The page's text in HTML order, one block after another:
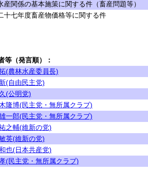
産関係の基本施策に関する件（畜産問題等）
十七年度畜産物価格等に関する件
等（発言順）：
(農林水産委員長)
(自由民主党)
(公明党)
隆博(民主党・無所属クラブ)
一郎(民主党・無所属クラブ)
之輔(維新の党)
英(維新の党)
也(日本共産党)
(民主党・無所属クラブ)